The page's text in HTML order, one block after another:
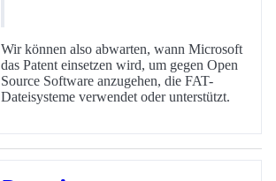
Wir können also abwarten, wann Microsoft
das Patent einsetzen wird, um gegen Open
Source Software anzugehen, die FAT-
Dateisysteme verwendet oder unterstützt.